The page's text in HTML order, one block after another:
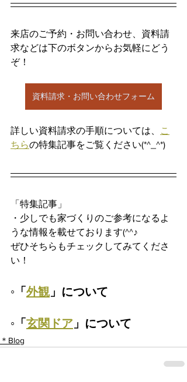
来店のご予約・お問い合わせ、資料請
求などは下のボタンからお気軽にどう
ぞ！
資料請求・お問い合わせフォーム
詳しい資料請求の手順については、
こ
ちらの特集記事をご覧ください(*^_^*)
「特集記事」
・少しでも家づくりのご参考になるよ
うな情報を載せております(^^♪
ぜひそちらもチェックしてみてくださ
い！
◦「 外観」について
◦「 玄関ドア 」について
＊Blog